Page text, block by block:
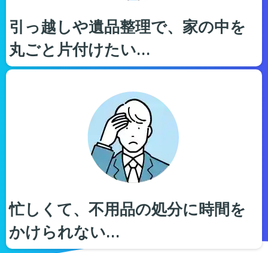
引っ越しや遺品整理で、家の中を
丸ごと片付けたい…
忙しくて、不用品の処分に時間を
かけられない…